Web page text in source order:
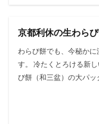
京都利休の生わら
わらび餅でも、今秘か
す。 冷たくとろける新
び餅（和三盆）の大パ